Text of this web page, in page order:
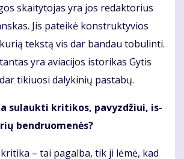
skai­ty­to­jas yra jos re­dak­to­rius
Jis pa­tei­kė kon­struk­ty­vios
teks­tą vis dar ban­dau to­bu­lin­ti.
yra avia­ci­jos is­to­ri­kas Gy­tis
ti­kiuo­si da­ly­ki­nių pa­sta­bų.
su­lauk­ti kri­ti­kos, pa­vyz­džiui, is­
ben­druo­me­nės?
– tai pa­gal­ba, tik ji lė­mė, kad